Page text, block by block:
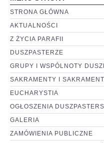
STRONA GŁÓWNA
AKTUALNOŚCI
Z ŻYCIA PARAFII
DUSZPASTERZE
GRUPY I WSPÓLNOTY
SAKRAMENTY I
EUCHARYSTIA
OGŁOSZENIA
GALERIA
ZAMÓWIENIA PUBLICZNE